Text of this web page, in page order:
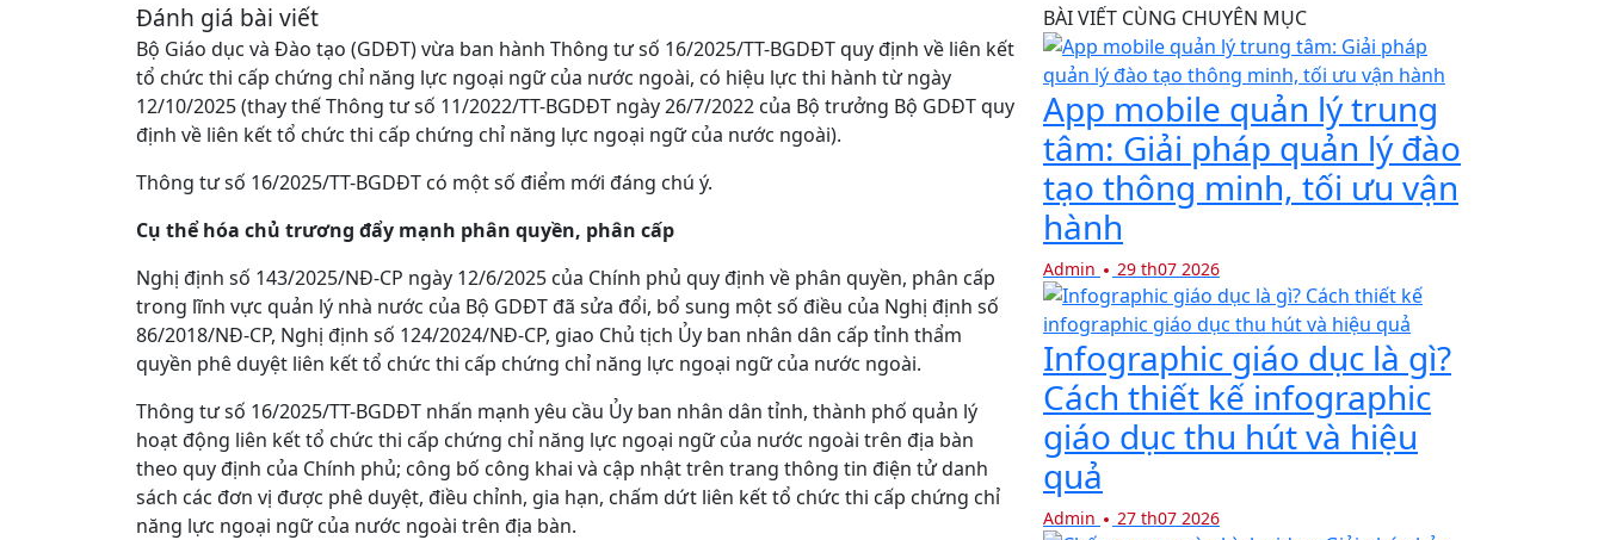
Đánh giá bài viết
Bộ Giáo dục và Đào tạo (GDĐT) vừa ban hành Thông tư số 16/2025/TT-BGDĐT quy định về liên kết
tổ chức thi cấp chứng chỉ năng lực ngoại ngữ của nước ngoài, có hiệu lực thi hành từ ngày
12/10/2025 (thay thế Thông tư số 11/2022/TT-BGDĐT ngày 26/7/2022 của Bộ trưởng Bộ GDĐT quy
định về liên kết tổ chức thi cấp chứng chỉ năng lực ngoại ngữ của nước ngoài).
Thông tư số 16/2025/TT-BGDĐT có một số điểm mới đáng chú ý.
Cụ thể hóa chủ trương đẩy mạnh phân quyền, phân cấp
Nghị định số 143/2025/NĐ-CP ngày 12/6/2025 của Chính phủ quy định về phân quyền, phân cấp
trong lĩnh vực quản lý nhà nước của Bộ GDĐT đã sửa đổi, bổ sung một số điều của Nghị định số
86/2018/NĐ-CP, Nghị định số 124/2024/NĐ-CP, giao Chủ tịch Ủy ban nhân dân cấp tỉnh thẩm
quyền phê duyệt liên kết tổ chức thi cấp chứng chỉ năng lực ngoại ngữ của nước ngoài.
Thông tư số 16/2025/TT-BGDĐT nhấn mạnh yêu cầu Ủy ban nhân dân tỉnh, thành phố quản lý
hoạt động liên kết tổ chức thi cấp chứng chỉ năng lực ngoại ngữ của nước ngoài trên địa bàn
theo quy định của Chính phủ; công bố công khai và cập nhật trên trang thông tin điện tử danh
sách các đơn vị được phê duyệt, điều chỉnh, gia hạn, chấm dứt liên kết tổ chức thi cấp chứng chỉ
năng lực ngoại ngữ của nước ngoài trên địa bàn.
BÀI VIẾT CÙNG CHUYÊN MỤC
App mobile quản lý trung
tâm: Giải pháp quản lý đào
tạo thông minh, tối ưu vận
hành
Admin 29 th07 2026
Infographic giáo dục là gì?
Cách thiết kế infographic
giáo dục thu hút và hiệu
quả
Admin 27 th07 2026